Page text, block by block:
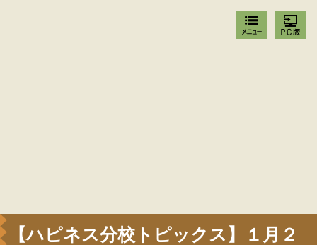
【ハピネス分校トピックス】１月２